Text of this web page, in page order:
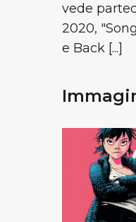
vede
2020,
e Back [...]